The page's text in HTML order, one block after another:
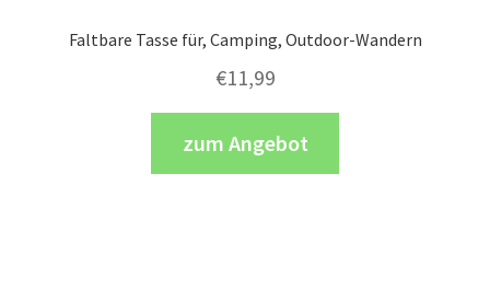
Faltbare Tasse für, Camping, Outdoor-Wandern
€11,99
zum Angebot